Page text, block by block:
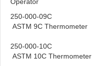
250-000-09C
ASTM 9C Thermometer
250-000-10C
ASTM 10C Thermometer